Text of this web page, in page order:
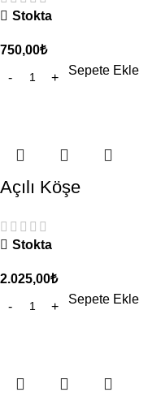
Stokta
750,00₺
Sepete Ekle
Açılı Köşe
Stokta
2.025,00₺
Sepete Ekle